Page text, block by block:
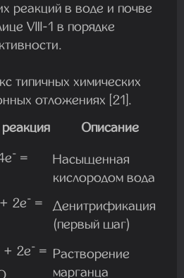
реакций в воде и почве
VIlI-1 в порядке
типичных химических
отложениях [21].
Описание
- =
Насыщенная
кислородом вода
+ 2e- =
Денитрификация
(первый шаг)
+ 2e- = Растворение
марганца